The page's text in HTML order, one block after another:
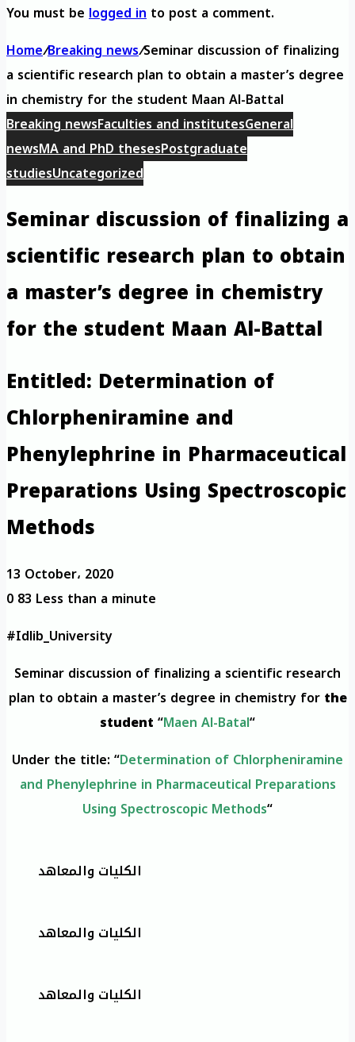
You must belogged into post a comment.
Home/Breaking news/Seminar discussion of finalizing
a scientific research plan to obtain a master’s degree
in chemistry for the student Maan Al-Battal
Breaking newsFaculties and institutesGeneral
newsMA and PhD thesesPostgraduate
studiesUncategorized
Seminar discussion of finalizing a
scientific research plan to obtain
a master’s degree in chemistry
for the student Maan Al-Battal
Entitled: Determination of
Chlorpheniramine and
Phenylephrine in Pharmaceutical
Preparations Using Spectroscopic
Methods
13 October، 2020
083 Less than a minute
#Idlib_University
Seminar discussion of finalizing a scientific research
plan to obtain a master’s degree in chemistry forthe
student“Maen Al-Batal“
Under the title: “Determination of Chlorpheniramine
and Phenylephrine in Pharmaceutical Preparations
Using Spectroscopic Methods“
الكليات والمعاهد
الكليات والمعاهد
الكليات والمعاهد